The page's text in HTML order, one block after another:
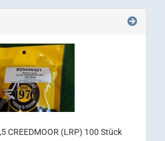
CREEDMOOR (LRP) 100 Stück